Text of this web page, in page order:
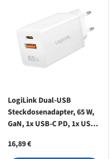
LogiLink Dual-USB
Steckdosenadapter, 65 W,
GaN, 1x USB-C PD, 1x USB-
Normaler Preis
16,89 €